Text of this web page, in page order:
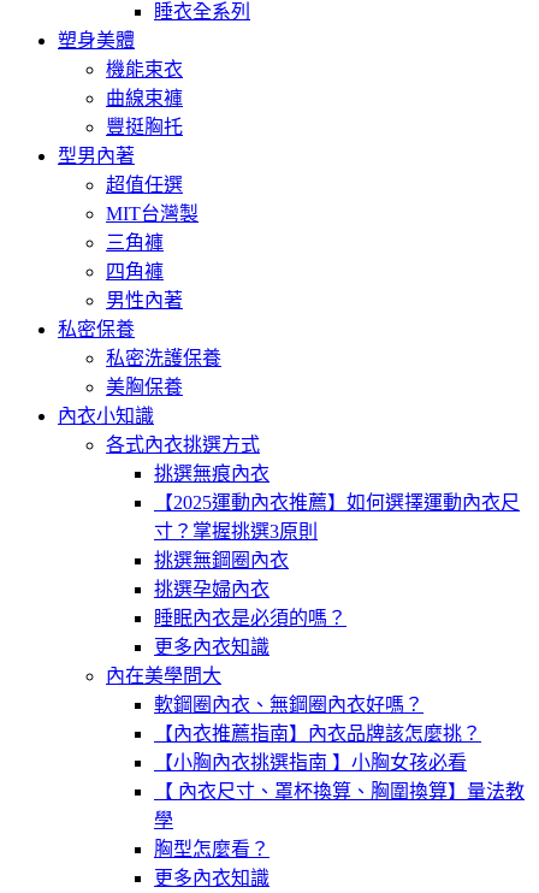
睡衣全系列
塑身美體
機能束衣
曲線束褲
豐挺胸托
型男內著
超值任選
MIT台灣製
三角褲
四角褲
男性內著
私密保養
私密洗護保養
美胸保養
內衣小知識
各式內衣挑選方式
挑選無痕內衣
【2025運動內衣推薦】如何選擇運動內衣尺
寸？掌握挑選3原則
挑選無鋼圈內衣
挑選孕婦內衣
睡眠內衣是必須的嗎？
更多內衣知識
內在美學問大
軟鋼圈內衣、無鋼圈內衣好嗎？
【內衣推薦指南】內衣品牌該怎麼挑？
【小胸內衣挑選指南 】小胸女孩必看
【 內衣尺寸、罩杯換算、胸圍換算】量法教
學
胸型怎麼看？
更多內衣知識